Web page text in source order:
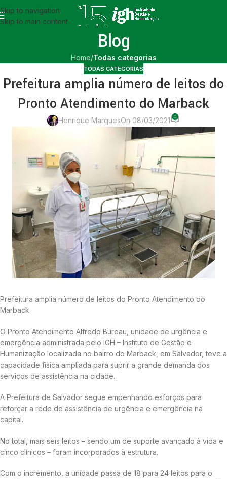
Skip to navigation
Skip to main content
Blog
Home/Todas categorias
TODAS CATEGORIAS
Prefeitura amplia número de leitos do
Pronto Atendimento do Marback
Henrique MarquesOn 08/03/2021 0
Prefeitura amplia número de leitos do Pronto Atendimento do
Marback
O Pronto Atendimento Alfredo Bureau, unidade de urgência e
emergência administrada pelo IGH – Instituto de Gestão e
Humanização localizada no bairro do Marback, em Salvador, teve a
capacidade física ampliada para suprir a grande demanda dos
serviços de assistência na cidade.
A Prefeitura de Salvador segue empenhando esforços para
reforçar a rede de assistência de urgência e emergência na
capital.
No total, mais seis leitos – sendo um de suporte avançado à vida e
cinco clínicos – foram incorporados à estrutura.
Com o incremento, a unidade passa de 18 para 24 leitos para o